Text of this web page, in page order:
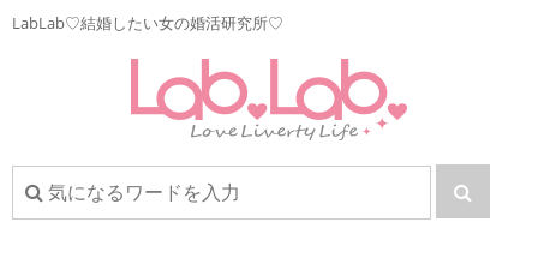
LabLab♡結婚したい女の婚活研究所♡